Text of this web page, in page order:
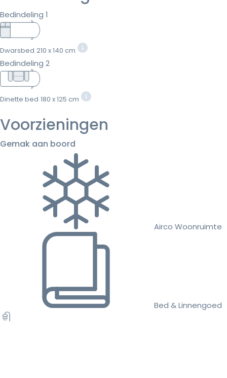
Bedindeling 1
Dwarsbed 210 x 140 cm
Bedindeling 2
Dinette bed 180 x 125 cm
Voorzieningen
Gemak aan boord
Airco Woonruimte
Bed & Linnengoed